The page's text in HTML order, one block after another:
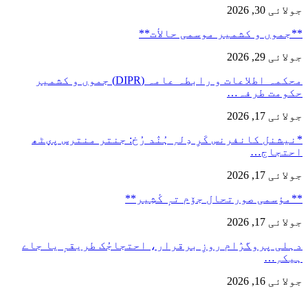
جولائی 30, 2026
**جموں و كشمیر موسمی حالأت**
جولائی 29, 2026
محکمہ اطلاعات و رابطہ عامہ (DIPR) جموں و کشمیر
حکومت طرفہ…
جولائی 17, 2026
*نیشنل کانفرنس کَرِ دِلہِ ہُنٛد رُخ: جنتر منترس پؠٹھ
احتجاج…
جولائی 17, 2026
**مؤسمی صورتحال جۆم تہٕ کٔشِیر**
جولائی 17, 2026
دہلی پروگرٛام روزِ برقرار، احتجاجُک طریقہٕ یا جاے
ہیکہِ…
جولائی 16, 2026